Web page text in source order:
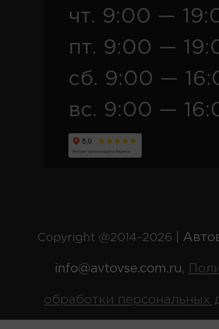
чт. 9:00 —
пт. 9:00 —
сб. 9:00 —
вс. 9:00 —
Copyright @2014-2026 |
info@avtovse.com.ru,
обработки персональных